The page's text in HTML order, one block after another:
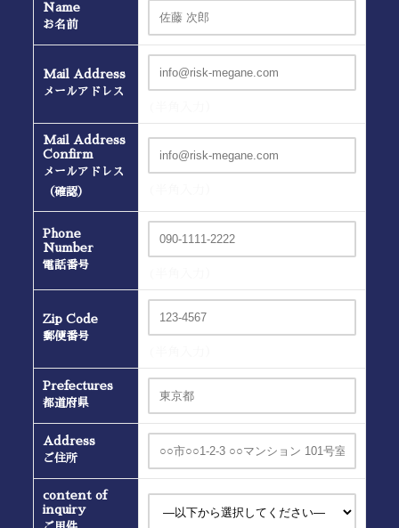
Name
お名前
Mail Address
メールアドレス
Mail Address
Confirm
メールアドレス
（確認）
Phone
Number
電話番号
Zip Code
郵便番号
Prefectures
都道府県
Address
ご住所
content of
inquiry